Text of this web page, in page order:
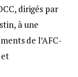
dirigés par
à une
de l’AFC-
et